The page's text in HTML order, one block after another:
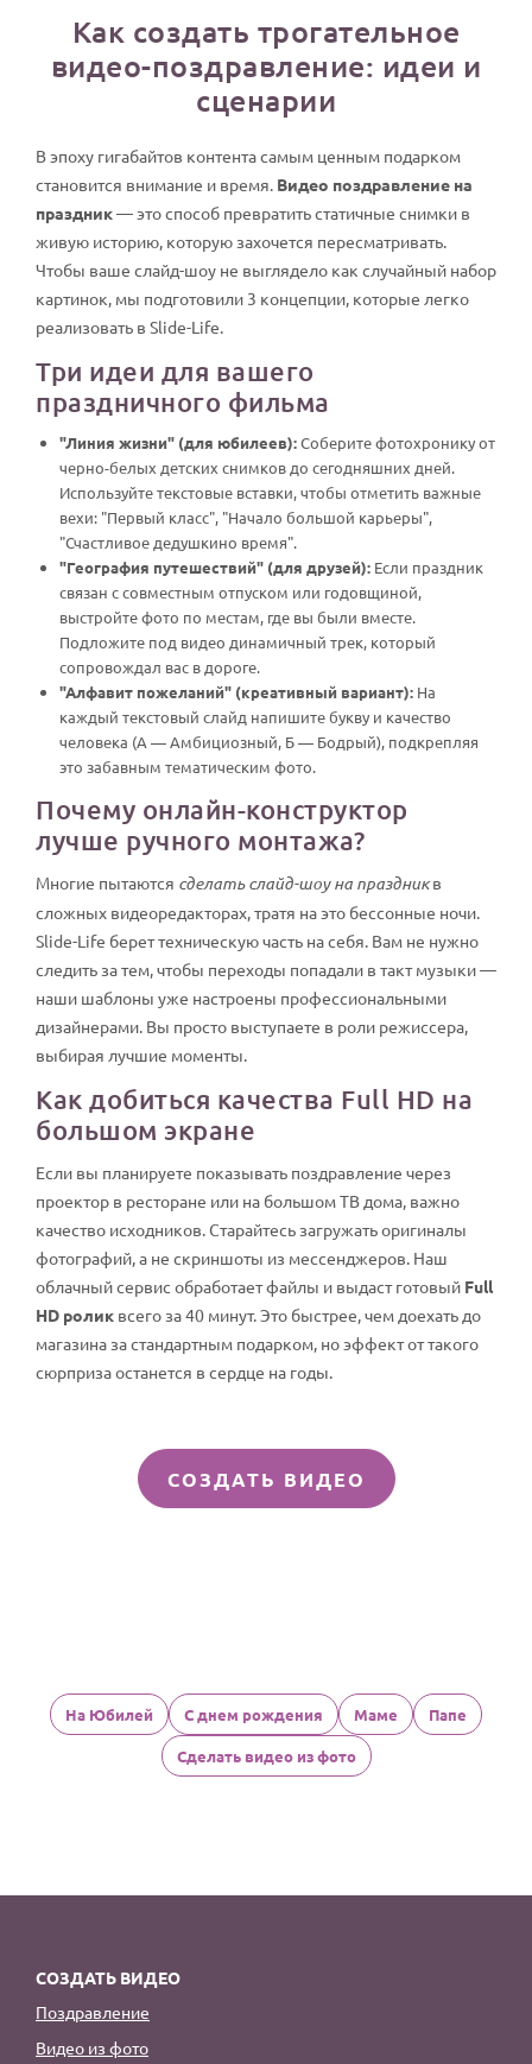
Как создать трогательное
видео-поздравление: идеи и
сценарии
В эпоху гигабайтов контента самым ценным подарком
становится внимание и время. Видео поздравление на
праздник— это способ превратить статичные снимки в
живую историю, которую захочется пересматривать.
Чтобы ваше слайд-шоу не выглядело как случайный набор
картинок, мы подготовили 3 концепции, которые легко
реализовать в Slide-Life.
Три идеи для вашего
праздничного фильма
"Линия жизни" (для юбилеев):Соберите фотохронику от
черно-белых детских снимков до сегодняшних дней.
Используйте текстовые вставки, чтобы отметить важные
вехи: "Первый класс", "Начало большой карьеры",
"Счастливое дедушкино время".
"География путешествий" (для друзей): Если праздник
связан с совместным отпуском или годовщиной,
выстройте фото по местам, где вы были вместе.
Подложите под видео динамичный трек, который
сопровождал вас в дороге.
"Алфавит пожеланий" (креативный вариант): На
каждый текстовый слайд напишите букву и качество
человека (А — Амбициозный, Б — Бодрый), подкрепляя
это забавным тематическим фото.
Почему онлайн-конструктор
лучше ручного монтажа?
Многие пытаются сделать слайд-шоу на праздникв
сложных видеоредакторах, тратя на это бессонные ночи.
Slide-Life берет техническую часть на себя. Вам не нужно
следить за тем, чтобы переходы попадали в такт музыки —
наши шаблоны уже настроены профессиональными
дизайнерами. Вы просто выступаете в роли режиссера,
выбирая лучшие моменты.
Как добиться качества Full HD на
большом экране
Если вы планируете показывать поздравление через
проектор в ресторане или на большом ТВ дома, важно
качество исходников. Старайтесь загружать оригиналы
фотографий, а не скриншоты из мессенджеров. Наш
облачный сервис обработает файлы и выдаст готовый Full
HD ролик всего за 40 минут. Это быстрее, чем доехать до
магазина за стандартным подарком, но эффект от такого
сюрприза останется в сердце на годы.
СОЗДАТЬ ВИДЕО
На Юбилей С днем рождения Маме Папе
Сделать видео из фото
СОЗДАТЬ ВИДЕО
Поздравление
Видео из фото